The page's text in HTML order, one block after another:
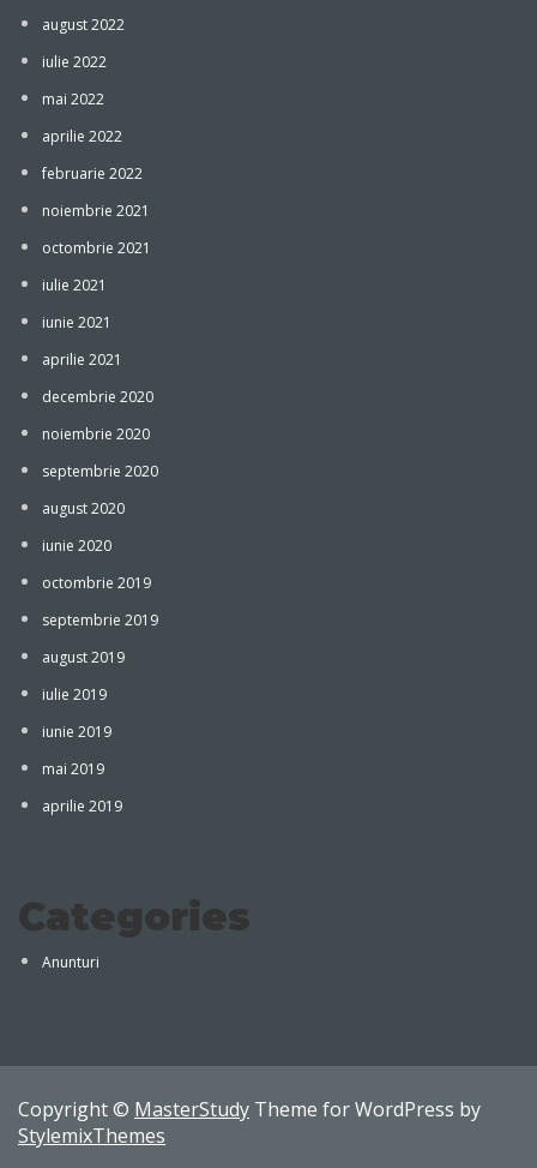
august 2022
iulie 2022
mai 2022
aprilie 2022
februarie 2022
noiembrie 2021
octombrie 2021
iulie 2021
iunie 2021
aprilie 2021
decembrie 2020
noiembrie 2020
septembrie 2020
august 2020
iunie 2020
octombrie 2019
septembrie 2019
august 2019
iulie 2019
iunie 2019
mai 2019
aprilie 2019
Categories
Anunturi
Copyright © MasterStudy Theme for WordPress by
StylemixThemes